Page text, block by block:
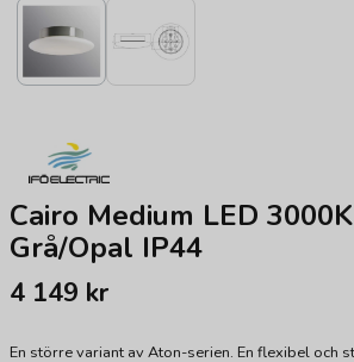
Cairo Medium LED
Grå/Opal IP44
4 149 kr
En större variant av Aton-serien. En flexibel och